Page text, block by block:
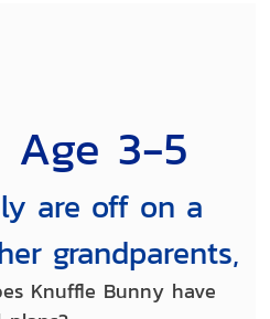
Age 3-5
are off on a
grandparents,
Knuffle Bunny have